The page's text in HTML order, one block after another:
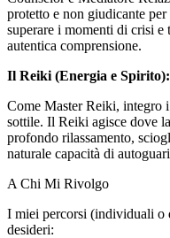
protetto e non giudicante
superare i momenti di crisi
autentica comprensione.
Il Reiki (Energia e Spirito):
Come Master Reiki, integro
sottile. Il Reiki agisce dove
profondo rilassamento,
naturale capacità di
A Chi Mi Rivolgo
I miei percorsi (individuali o
desideri: